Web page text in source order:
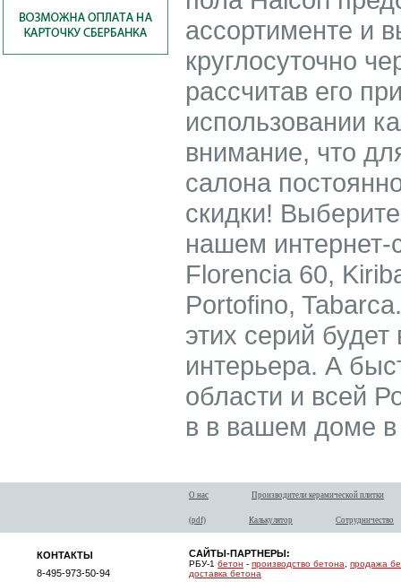
ассортименте и
круглосуточно
рассчитав его
использовании
внимание, что
салона
скидки!
нашем интернет-
Florencia 60,
Portofino,
этих серий
интерьера. А
области и всей
в в вашем доме в
О нас Производители керамической плитки
(pdf) Калькулятор Сотрудничество
КОНТАКТЫ
8-495-973-50-94
САЙТЫ-ПАРТНЕРЫ:
РБУ-1 бетон - производство бетона
продажа
доставка бетона